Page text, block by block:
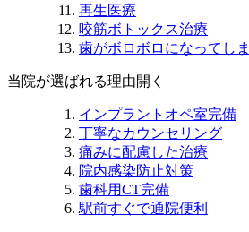
再生医療
咬筋ボトックス治療
歯がボロボロになってし
当院が選ばれる理由開く
インプラントオペ室完備
丁寧なカウンセリング
痛みに配慮した治療
院内感染防止対策
歯科用CT完備
駅前すぐで通院便利